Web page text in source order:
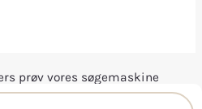
prøv vores søgemaskine